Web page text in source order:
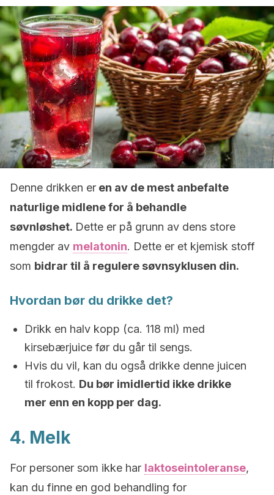
Denne drikken er en av de mest anbefalte
naturlige midlene for å behandle
søvnløshet. Dette er på grunn av dens store
mengder av melatonin. Dette er et kjemisk stoff
som bidrar til å regulere søvnsyklusen din.
Hvordan bør du drikke det?
Drikk en halv kopp (ca. 118 ml) med
kirsebærjuice før du går til sengs.
Hvis du vil, kan du også drikke denne juicen
til frokost. Du bør imidlertid ikke drikke
mer enn en kopp per dag.
4. Melk
For personer som ikke har laktoseintoleranse,
kan du finne en god behandling for